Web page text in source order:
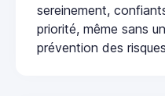
sereinement,
priorité, même sans
prévention des